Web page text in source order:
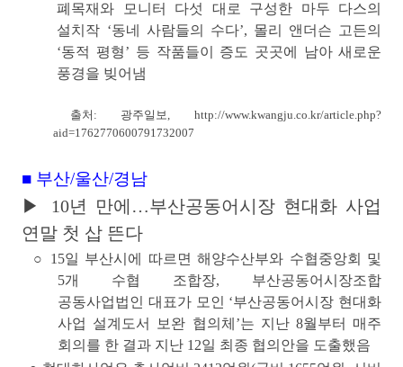
폐목재와 모니터 다섯 대로 구성한 마두 다스의
설치작 ‘동네 사람들의 수다’, 몰리 앤더슨 고든의
‘동적 평형’ 등 작품들이 증도 곳곳에 남아 새로운
풍경을 빚어냄
출처: 광주일보,http://www.kwangju.co.kr/article.php?
aid=1762770600791732007
■ 부산/울산/경남
▶
10년 만에…부산공동어시장 현대화 사업
연말 첫 삽 뜬다
○ 15일 부산시에 따르면 해양수산부와 수협중앙회 및
5개 수협 조합장, 부산공동어시장조합
공동사업법인 대표가 모인 ‘부산공동어시장 현대화
사업 설계도서 보완 협의체’는 지난 8월부터 매주
회의를 한 결과 지난 12일 최종 협의안을 도출했음